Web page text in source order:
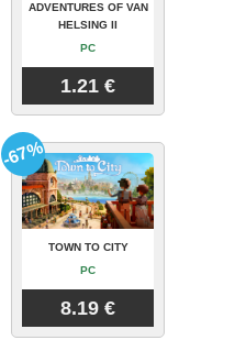
ADVENTURES OF VAN
HELSING II
PC
1.21 €
TOWN TO CITY
PC
8.19 €
-67%